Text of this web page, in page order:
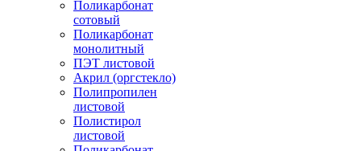
Поликарбонат
сотовый
Поликарбонат
монолитный
ПЭТ листовой
Акрил (оргстекло)
Полипропилен
листовой
Полистирол
листовой